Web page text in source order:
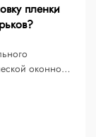
пленки
оконной